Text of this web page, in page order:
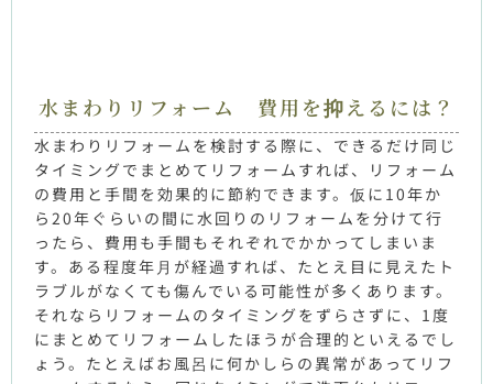
水まわりリフォーム 費用を抑えるには？
水まわりリフォームを検討する際に、できるだけ同じ
タイミングでまとめてリフォームすれば、リフォーム
の費用と手間を効果的に節約できます。仮に10年か
ら20年ぐらいの間に水回りのリフォームを分けて行
ったら、費用も手間もそれぞれでかかってしまいま
す。ある程度年月が経過すれば、たとえ目に見えたト
ラブルがなくても傷んでいる可能性が多くあります。
それならリフォームのタイミングをずらさずに、1度
にまとめてリフォームしたほうが合理的といえるでし
ょう。たとえばお風呂に何かしらの異常があってリフ